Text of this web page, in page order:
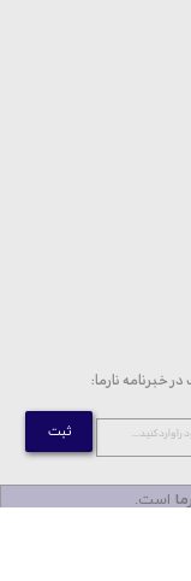
است.
خبرنامه نارما
ثبت را وارد کنید